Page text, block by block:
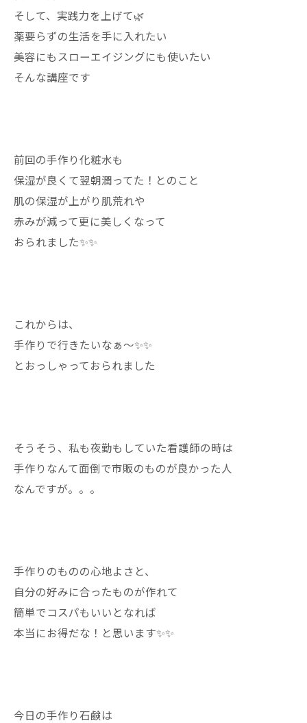
そして、実践力を上げて🌿
薬要らずの生活を手に入れたい
美容にもスローエイジングにも使いたい
そんな講座です
前回の手作り化粧水も
保湿が良くて翌朝潤ってた！とのこと
肌の保湿が上がり肌荒れや
赤みが減って更に美しくなって
おられました✨✨
これからは、
手作りで行きたいなぁ〜✨✨
とおっしゃっておられました
そうそう、私も夜勤もしていた看護師の時は
手作りなんて面倒で市販のものが良かった人
なんですが。。。
手作りのものの心地よさと、
自分の好みに合ったものが作れて
簡単でコスパもいいとなれば
本当にお得だな！と思います✨✨
今日の手作り石鹸は